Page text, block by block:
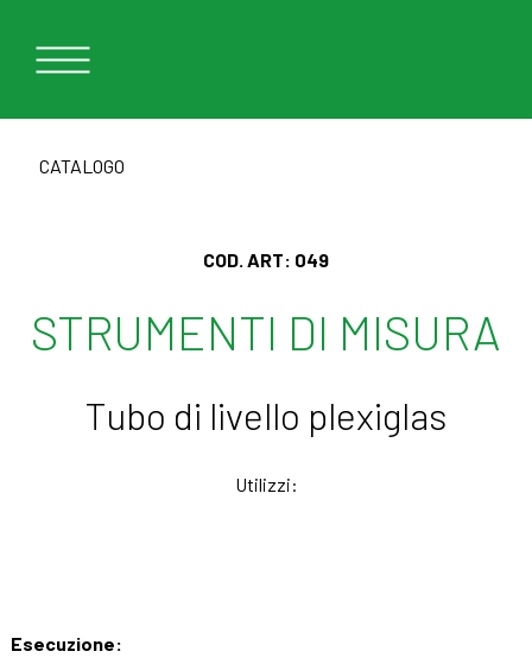
CATALOGO
COD. ART: 049
STRUMENTI DI MISURA
Tubo di livello plexiglas
Utilizzi:
Esecuzione: